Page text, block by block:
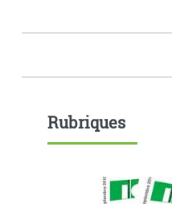
Rubriques